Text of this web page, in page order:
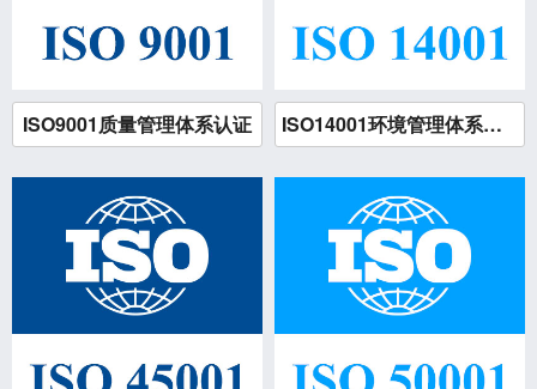
ISO9001质量管理体系认证 ISO14001环境管理体系认证